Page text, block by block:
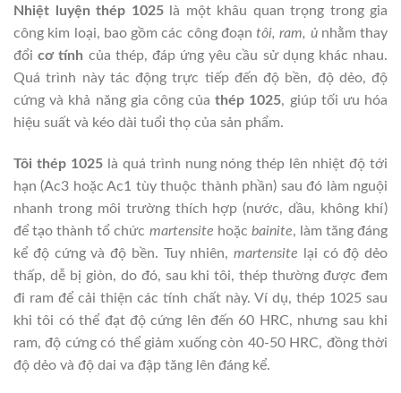
Nhiệt luyện thép 1025là một khâu quan trọng trong gia
công kim loại, bao gồm các công đoạn tôi, ram, ủnhằm thay
đổicơ tính của thép, đáp ứng yêu cầu sử dụng khác nhau.
Quá trình này tác động trực tiếp đến độ bền, độ dẻo, độ
cứng và khả năng gia công củathép 1025, giúp tối ưu hóa
hiệu suất và kéo dài tuổi thọ của sản phẩm.
Tôi thép 1025là quá trình nung nóng thép lên nhiệt độ tới
hạn (Ac3 hoặc Ac1 tùy thuộc thành phần) sau đó làm nguội
nhanh trong môi trường thích hợp (nước, dầu, không khí)
để tạo thành tổ chức martensite hoặc bainite, làm tăng đáng
kể độ cứng và độ bền. Tuy nhiên, martensite lại có độ dẻo
thấp, dễ bị giòn, do đó, sau khi tôi, thép thường được đem
đi ram để cải thiện các tính chất này. Ví dụ, thép 1025 sau
khi tôi có thể đạt độ cứng lên đến 60 HRC, nhưng sau khi
ram, độ cứng có thể giảm xuống còn 40-50 HRC, đồng thời
độ dẻo và độ dai va đập tăng lên đáng kể.